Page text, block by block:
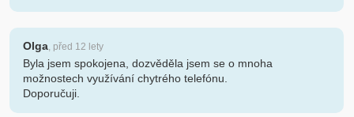
Olga, před 12 lety
Byla jsem spokojena, dozvěděla jsem se o mnoha
možnostech využívání chytrého telefónu.
Doporučuji.